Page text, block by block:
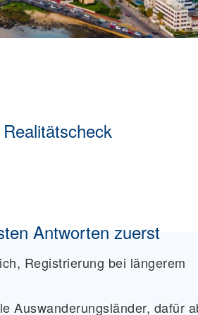
Antworten zuerst
Registrierung bei längerem
Auswanderungsländer, dafür